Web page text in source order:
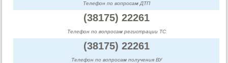
Телефон по вопросам ДТП
(38175) 22261
Телефон по вопросам регистрации ТС
(38175) 22261
Телефон по вопросам получения ВУ